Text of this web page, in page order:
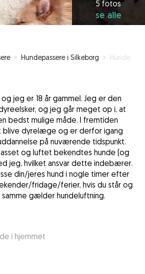
5 fotos
se alle
» Hundepassere i Silkeborg » Hundeelskeren, der tager jobbet seriøst og samtidig ønsker det bedste for jeres bedsteven.
jeg er 18 år gammel. Jeg er den
og jeg går meget op i, at
bedst mulige måde. I fremtiden
blive dyrelæge og er derfor igang
på nuværende tidspunkt.
og luftet bekendtes hunde (og
jeg, hvilket ansvar dette indebærer.
din/jeres hund i nogle timer efter
fridage/ferier, hvis du står og
gælder hundeluftning.
i hjemmet